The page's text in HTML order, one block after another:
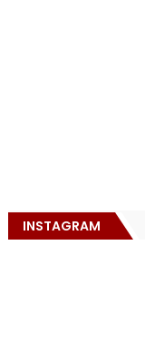
INSTAGRAM